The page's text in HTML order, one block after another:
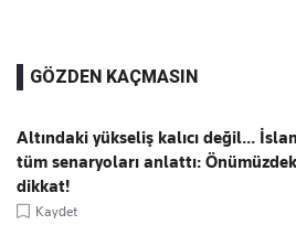
GÖZDEN KAÇMASIN
Altındaki yükseliş kalıcı değil...
tüm senaryoları anlattı:
dikkat!
Kaydet